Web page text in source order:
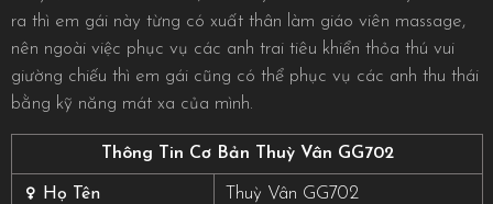
ra thì em gái này từng có xuất thân làm giáo viên massage,
nên ngoài việc phục vụ các anh trai tiêu khiển thỏa thú vui
giường chiếu thì em gái cũng có thể phục vụ các anh thu thái
bằng kỹ năng mát xa của mình.
Thông Tin Cơ Bản Thuỳ Vân GG702
Họ Tên Thuỳ Vân GG702